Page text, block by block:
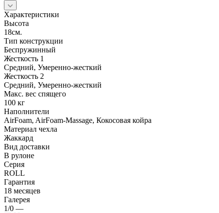
Характеристики
Высота
18см.
Тип конструкции
Беспружинный
Жесткость 1
Средний, Умеренно-жесткий
Жесткость 2
Средний, Умеренно-жесткий
Макс. вес спящего
100 кг
Наполнители
AirFoam, AirFoam-Massage, Кокосовая койра
Материал чехла
Жаккард
Вид доставки
В рулоне
Серия
ROLL
Гарантия
18 месяцев
Галерея
1/0 —